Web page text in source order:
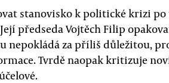
stanovisko k politické krizi
předseda Vojtěch Filip
nepokládá za příliš důležitou,
Tvrdě naopak kritizuje